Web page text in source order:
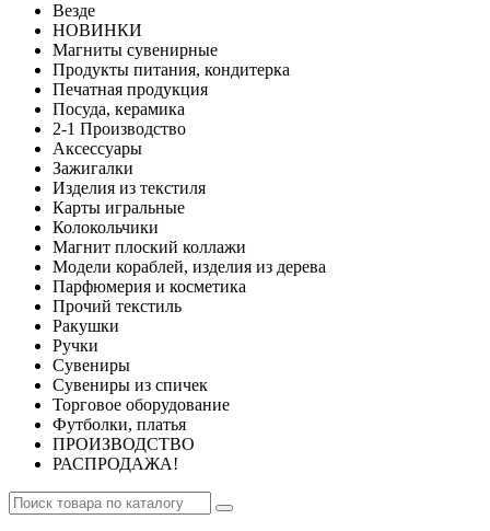
Везде
НОВИНКИ
Магниты сувенирные
Продукты питания, кондитерка
Печатная продукция
Посуда, керамика
2-1 Производство
Аксессуары
Зажигалки
Изделия из текстиля
Карты игральные
Колокольчики
Магнит плоский коллажи
Модели кораблей, изделия из дерева
Парфюмерия и косметика
Прочий текстиль
Ракушки
Ручки
Сувениры
Сувениры из спичек
Торговое оборудование
Футболки, платья
ПРОИЗВОДСТВО
РАСПРОДАЖА!